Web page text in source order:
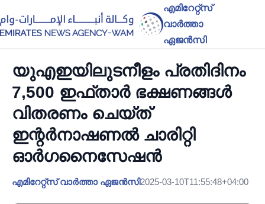
എമിറേറ്റ്സ്
വാർത്താ
ഏജൻസി
യുഎഇയിലുടനീളം പ്രതിദിനം
7,500 ഇഫ്താർ ഭക്ഷണങ്ങൾ
വിതരണം ചെയ്ത്
ഇന്റർനാഷണൽ ചാരിറ്റി
ഓർഗനൈസേഷൻ
എമിറേറ്റ്സ് വാർത്താ ഏജൻസി2025-03-10T11:55:48+04:00